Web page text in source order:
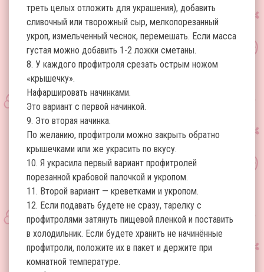
треть целых отложить для украшения), добавить
сливочный или творожный сыр, мелкопорезанный
укроп, измельченный чеснок, перемешать. Если масса
густая можно добавить 1-2 ложки сметаны.
8. У каждого профитроля срезать острым ножом
«крышечку».
Нафаршировать начинками.
Это вариант с первой начинкой.
9. Это вторая начинка.
По желанию, профитроли можно закрыть обратно
крышечками или же украсить по вкусу.
10. Я украсила первый вариант профитролей
порезанной крабовой палочкой и укропом.
11. Второй вариант — креветками и укропом.
12. Если подавать будете не сразу, тарелку с
профитролями затянуть пищевой пленкой и поставить
в холодильник. Если будете хранить не начинённые
профитроли, положите их в пакет и держите при
комнатной температуре.